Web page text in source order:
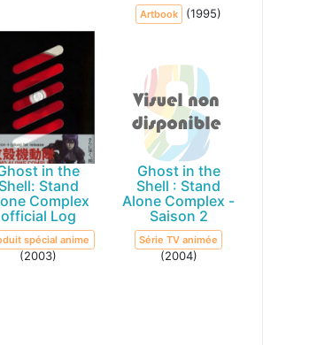
Artbook (1995)
in the
Shell: Stand
Complex
official Log
spécial anime
(2003)
Ghost in the
Shell : Stand
Alone Complex -
Saison 2
Série TV animée
(2004)